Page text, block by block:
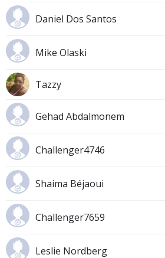
Daniel Dos Santos
Mike Olaski
Tazzy
Gehad Abdalmonem
Challenger4746
Shaima Béjaoui
Challenger7659
Leslie Nordberg